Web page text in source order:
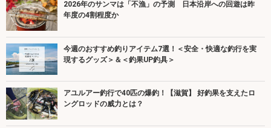
2026年のサンマは「不漁」の予測 日本沿岸への回遊は昨
年度の4割程度か
今週のおすすめ釣りアイテム7選！＜安全・快適な釣行を実
現するグッズ＞＆＜釣果UP釣具＞
アユルアー釣行で40匹の爆釣！【滋賀】 好釣果を支えたロ
ングロッドの威力とは？